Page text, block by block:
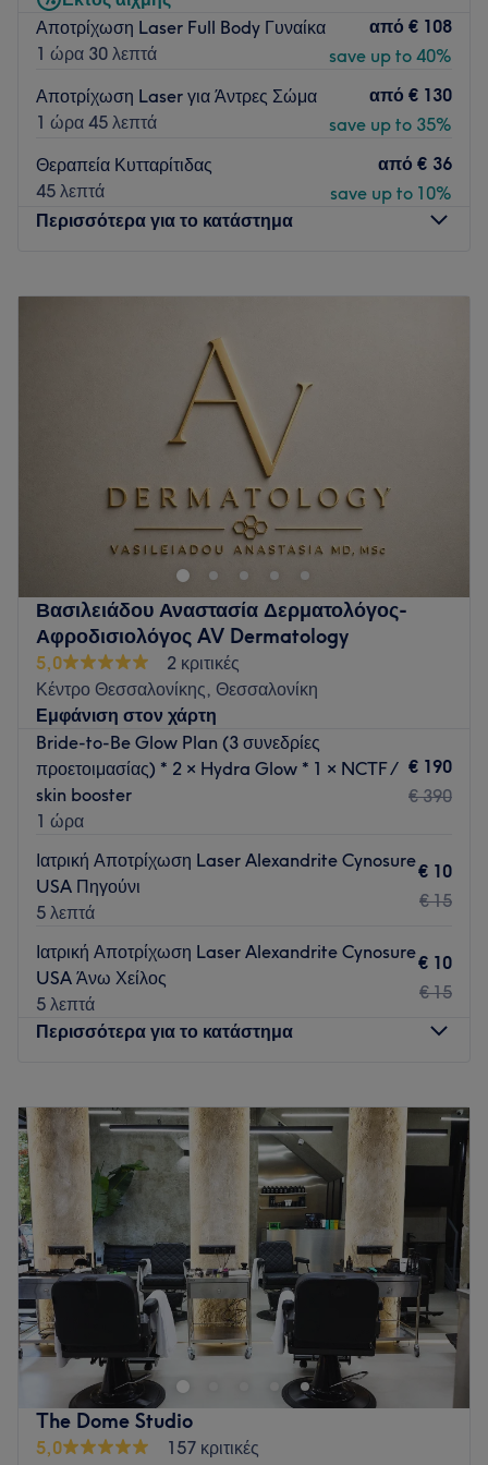
Τι μας αρέσει στο μέρος
Περιβάλλον: Ζεστό, φιλόξενο, καθαρό, μοντέρνο
Ειδικεύονται σε: Ονυχοπλαστική και Θεραπείες προσώπου
και Σώματος
Αποτρίχωση Laser Full Body Γυναίκα
1 ώρα 30 λεπτά
από € 108
save up to 40%
Αποτρίχωση Laser για Άντρες Σώμα
1 ώρα 45 λεπτά
από € 130
save up to 35%
Θεραπεία Κυτταρίτιδας
45 λεπτά
από € 36
save up to 10%
Περισσότερα για το κατάστημα
Το Clinical Beauty Spot είναι ένα κέντρο αισθητικής που
Το μέρος διαθέτει μια μικρή ομάδα εμπειρογνωμόνων που
φροντίζει για την εξυπηρέτηση των πελατών. Κάθε μέλος της
ομάδας είναι αφοσιωμένο στη δημιουργία ενός άνετου και
ποιοτικού περιβάλλοντος για τους πελάτες.
Τι μας αρέσει στο μέρος
Περιβάλλον: φιλικό, καθαρό, άνετο.
Ειδικεύονται σε: θεραπείες προσώπου ,σώματος και laser
Βασιλειάδου Αναστασία Δερματολόγος-
Αφροδισιολόγος AV Dermatology
5,0
2 κριτικές
Κέντρο Θεσσαλονίκης, Θεσσαλονίκη
Εμφάνιση στον χάρτη
Bride-to-Be Glow Plan (3 συνεδρίες
προετοιμασίας) * 2 × Hydra Glow * 1 × NCTF /
skin booster
1 ώρα
€ 190
€ 390
Ιατρική Αποτρίχωση Laser Alexandrite Cynosure
USA Πηγούνι
5 λεπτά
€ 10
€ 15
Ιατρική Αποτρίχωση Laser Alexandrite Cynosure
USA Άνω Χείλος
5 λεπτά
€ 10
€ 15
Περισσότερα για το κατάστημα
Τρίτη
11:00
19:00
Τετάρτη
11:00 –19:00
Πέμπτη
11:00
19:00
Παρασκευή
11:00
19:00
Σάββατο
10:00
14:00
Κυριακή
Κλειστό
Καλώς ήρθατε στο δερματολογικό ιατρείο AV Dermatology.
Παρέχουμε υπηρεσίες που καλύπτουν όλο το φάσμα της
κλινικής και αισθητικής δερματολογίας όπως ενέσιμες
θεραπείες με βοτουλινική τοξίνη (Botox), fillers
υαλουρονικού οξέος και μεσοθεραπείες. Για την
αναζωογόνηση και τη βελτίωση της ποιότητας του δέρματος
διαθέτουμε το αμερικανικής τεχνολογίας 🇺🇸Original
The Dome Studio
5,0
157 κριτικές